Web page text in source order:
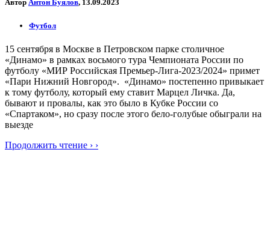
Автор Антон Буялов, 13.09.2023
Футбол
15 сентября в Москве в Петровском парке столичное
«Динамо» в рамках восьмого тура Чемпионата России по
футболу «МИР Российская Премьер-Лига-2023/2024» примет
«Пари Нижний Новгород». «Динамо» постепенно привыкает
к тому футболу, который ему ставит Марцел Личка. Да,
бывают и провалы, как это было в Кубке России со
«Спартаком», но сразу после этого бело-голубые обыграли на
выезде
Продолжить чтение › ›